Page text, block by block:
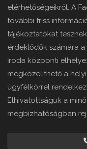
elérhetőségeikről. A
további friss
tájékoztatókat
érdeklődők számára
iroda központi
megközelíthető a
ügyfélkörrel
Elhivatottságuk a
megbízhatóságban